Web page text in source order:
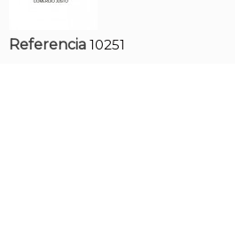
Referencia 10251